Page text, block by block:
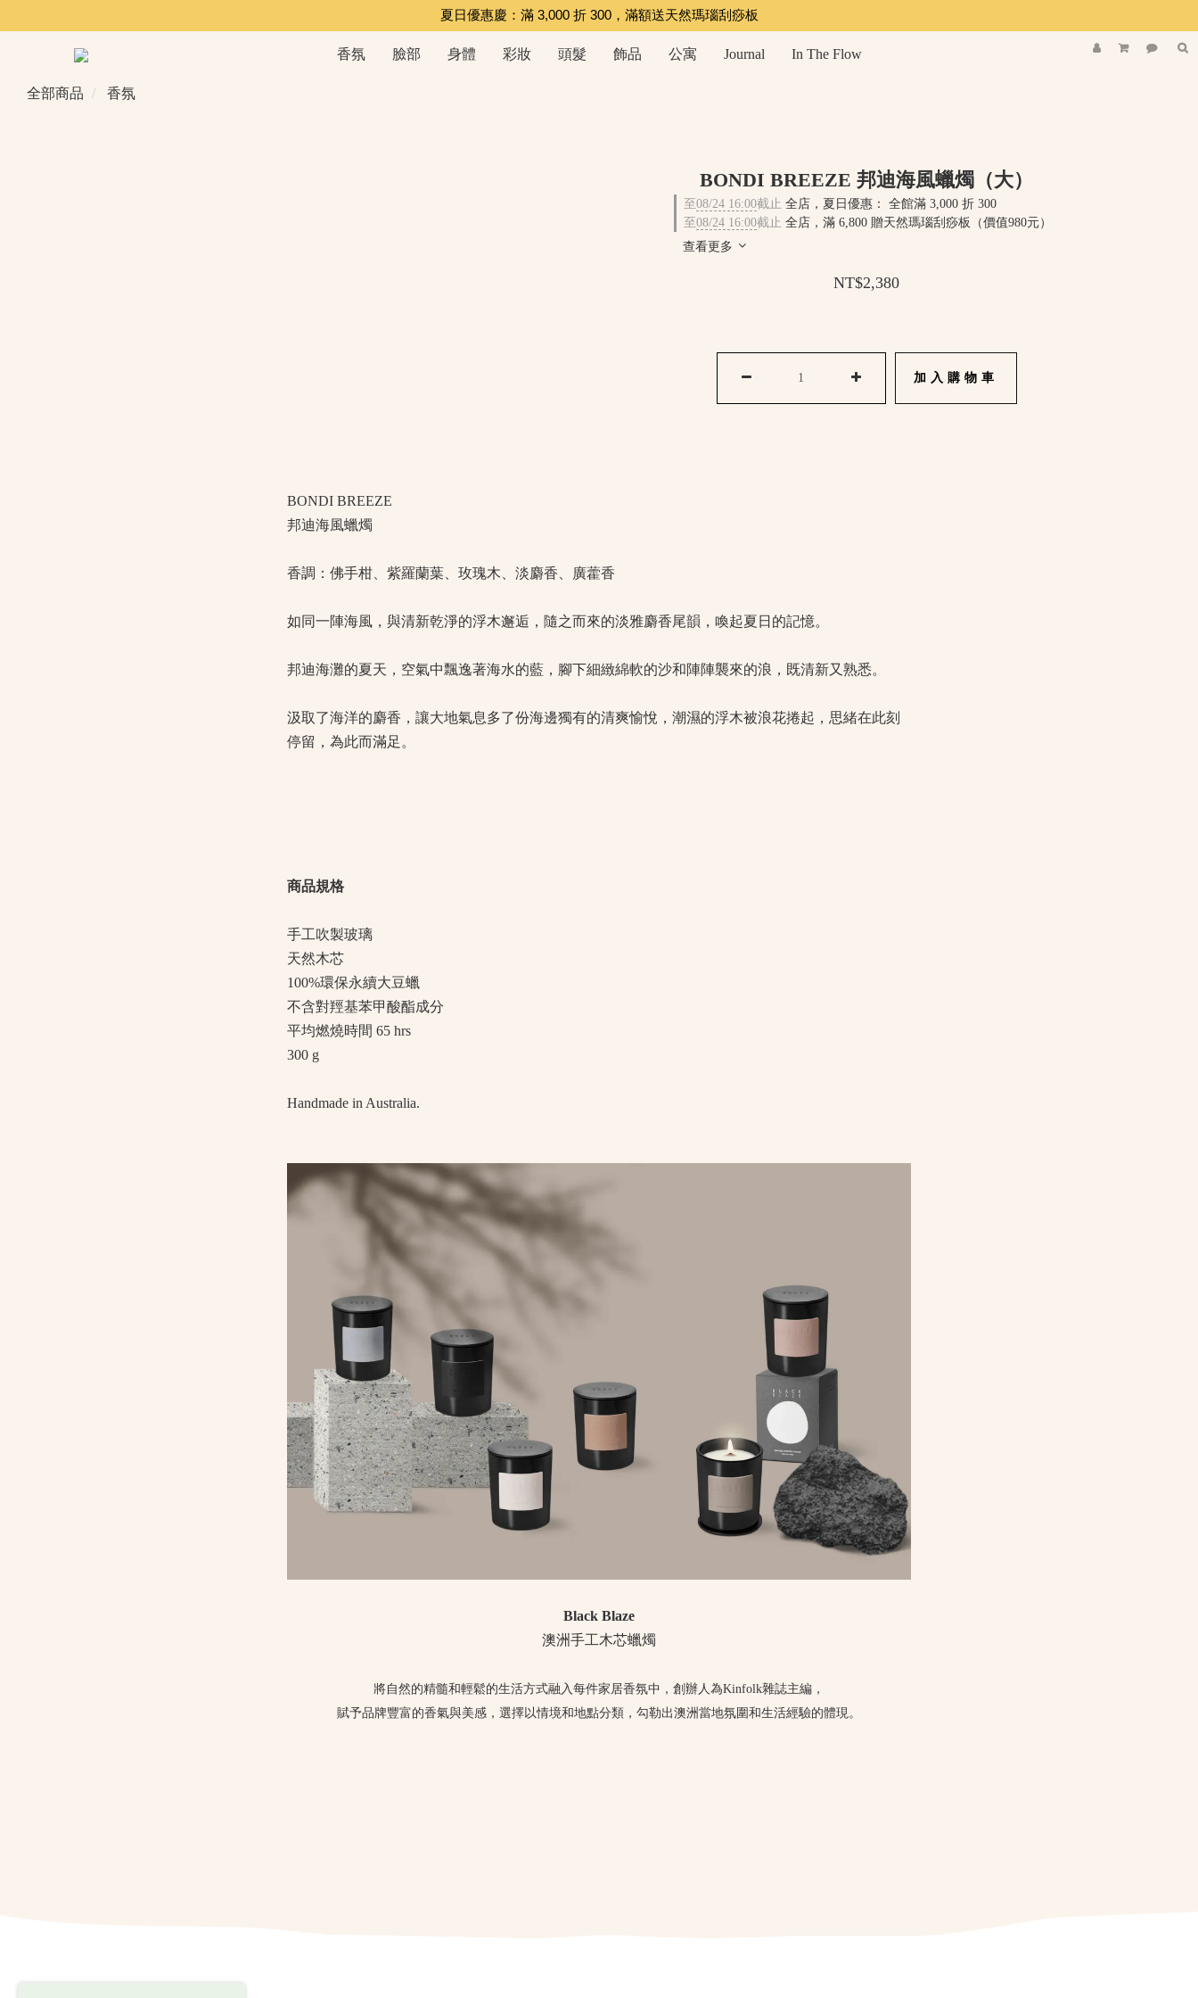
香氛 臉部 身體 彩妝 頭髮 飾品 公寓 Journal In The Flow
全部商品 香氛
BONDI BREEZE 邦迪海風蠟燭（大）
至08/24 16:00截止 全店，夏日優惠： 全館滿 3,000 折 300
至08/24 16:00截止 全店，滿 6,800 贈天然瑪瑙刮痧板（價值980元）
查看更多
NT$2,380
加入購物車
BONDI BREEZE
邦迪海風蠟燭
香調：佛手柑、紫羅蘭葉、玫瑰木、淡麝香、廣藿香
如同一陣海風，與清新乾淨的浮木邂逅，隨之而來的淡雅麝香尾韻，喚起夏日的記憶。
邦迪海灘的夏天，空氣中飄逸著海水的藍，腳下細緻綿軟的沙和陣陣襲來的浪，既清新又熟悉。
汲取了海洋的麝香，讓大地氣息多了份海邊獨有的清爽愉悅，潮濕的浮木被浪花捲起，思緒在此刻
停留，為此而滿足。
商品規格
手工吹製玻璃
天然木芯
100%環保永續大豆蠟
不含對羥基苯甲酸酯成分
平均燃燒時間 65 hrs
300 g
Handmade in Australia.
Black Blaze
澳洲手工木芯蠟燭
將自然的精髓和輕鬆的生活方式融入每件家居香氛中，創辦人為Kinfolk雜誌主編，
賦予品牌豐富的香氣與美感，選擇以情境和地點分類，勾勒出澳洲當地氛圍和生活經驗的體現。
夏日優惠慶：滿 3,000 折 300，滿額送天然瑪瑙刮痧板